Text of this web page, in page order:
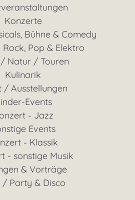
Konzerte
Bühne & Comedy
Pop & Elektro
Natur / Touren
Kulinarik
/ Ausstellungen
Events
- Jazz
Events
- Klassik
- sonstige Musik
& Vorträge
/ Party & Disco